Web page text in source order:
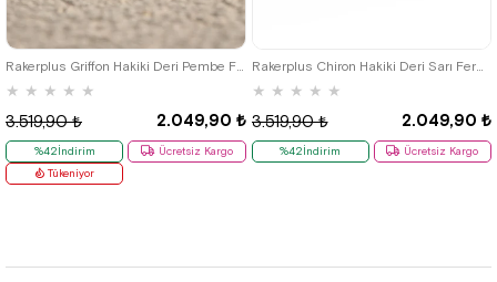
★ ★ ★ ★ ★
2.049,90 ₺
3.519,90 ₺
%42İndirim
Ücretsiz Kargo
Tükeniyor
21 22
Rakerplus Chiron Hakiki Deri Sarı Fermuarlı Unisex Bebek Çizme
★ ★ ★ ★ ★
2.049,90 ₺
3.519,90 ₺
%42İndirim Ücretsiz Kargo